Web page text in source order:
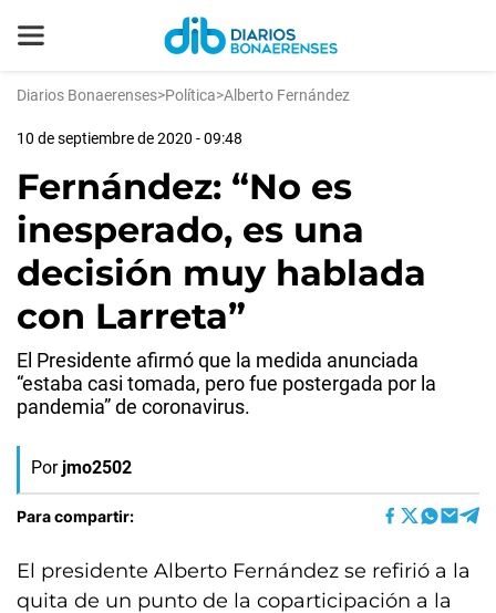
Diarios Bonaerenses>Política>Alberto Fernández
10 de septiembre de 2020 - 09:48
Fernández: “No es
inesperado, es una
decisión muy hablada
con Larreta”
El Presidente afirmó que la medida anunciada
“estaba casi tomada, pero fue postergada por la
pandemia” de coronavirus.
Por jmo2502
Para compartir:
El presidente Alberto Fernández se refirió a la
quita de un punto de la coparticipación a la